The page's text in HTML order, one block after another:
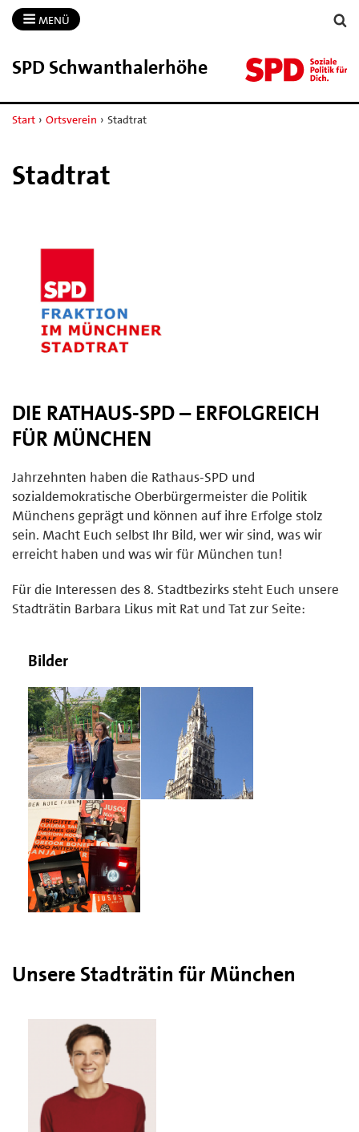
MENÜ
SPD Schwanthalerhöhe
Start › Ortsverein › Stadtrat
Stadtrat
DIE RATHAUS-SPD – ERFOLGREICH
FÜR MÜNCHEN
Jahrzehnten haben die Rathaus-SPD und
sozialdemokratische Oberbürgermeister die Politik
Münchens geprägt und können auf ihre Erfolge stolz
sein. Macht Euch selbst Ihr Bild, wer wir sind, was wir
erreicht haben und was wir für München tun!
Für die Interessen des 8. Stadtbezirks steht Euch unsere
Stadträtin Barbara Likus mit Rat und Tat zur Seite:
Bilder
Unsere Stadträtin für München